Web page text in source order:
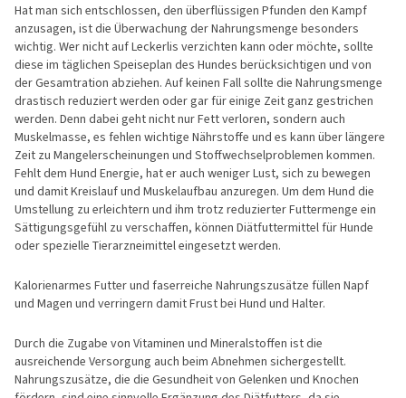
Hat man sich entschlossen, den überflüssigen Pfunden den Kampf
anzusagen, ist die Überwachung der Nahrungsmenge besonders
wichtig. Wer nicht auf Leckerlis verzichten kann oder möchte, sollte
diese im täglichen Speiseplan des Hundes berücksichtigen und von
der Gesamtration abziehen. Auf keinen Fall sollte die Nahrungsmenge
drastisch reduziert werden oder gar für einige Zeit ganz gestrichen
werden. Denn dabei geht nicht nur Fett verloren, sondern auch
Muskelmasse, es fehlen wichtige Nährstoffe und es kann über längere
Zeit zu Mangelerscheinungen und Stoffwechselproblemen kommen.
Fehlt dem Hund Energie, hat er auch weniger Lust, sich zu bewegen
und damit Kreislauf und Muskelaufbau anzuregen. Um dem Hund die
Umstellung zu erleichtern und ihm trotz reduzierter Futtermenge ein
Sättigungsgefühl zu verschaffen, können Diätfuttermittel für Hunde
oder spezielle Tierarzneimittel eingesetzt werden.
Kalorienarmes Futter und faserreiche Nahrungszusätze füllen Napf
und Magen und verringern damit Frust bei Hund und Halter.
Durch die Zugabe von Vitaminen und Mineralstoffen ist die
ausreichende Versorgung auch beim Abnehmen sichergestellt.
Nahrungszusätze, die die Gesundheit von Gelenken und Knochen